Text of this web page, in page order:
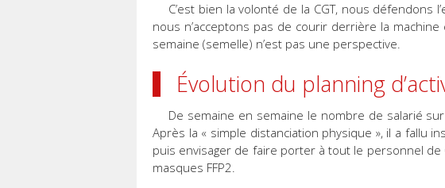
C’est bien la volonté de la CGT, nous défendons
nous n’acceptons pas de courir derrière la
semaine (semelle) n’est pas une perspective.
Évolution du planning
De semaine en semaine le nombre de salarié
Après la « simple distanciation physique », il a fallu
puis envisager de faire porter à tout le personnel de
masques FFP2.